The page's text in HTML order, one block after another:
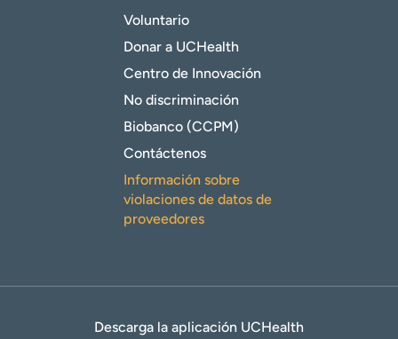
Voluntario
Donar a UCHealth
Centro de Innovación
No discriminación
Biobanco (CCPM)
Contáctenos
Información sobre
violaciones de datos de
proveedores
Descarga la aplicación UCHealth